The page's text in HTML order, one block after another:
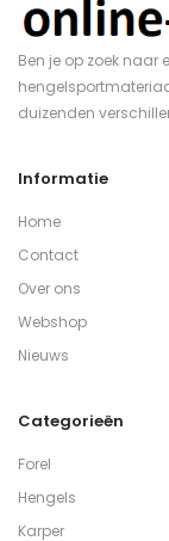
Ben je op zoek
duizenden
Informatie
Home
Contact
Over ons
Webshop
Nieuws
Categorieën
Forel
Hengels
Karper